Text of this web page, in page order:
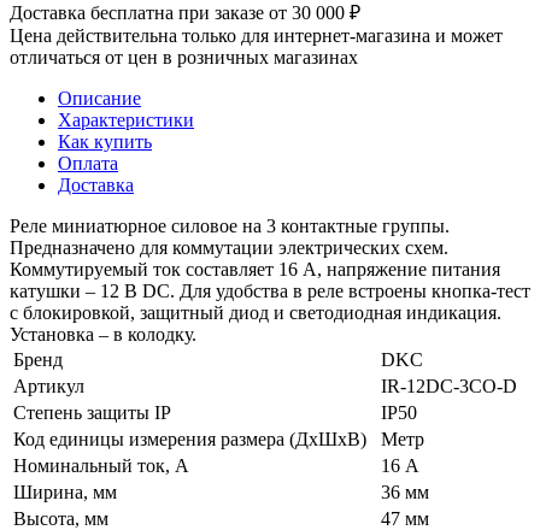
Доставка бесплатна при заказе от 30 000 ₽
Цена действительна только для интернет-магазина и может
отличаться от цен в розничных магазинах
Описание
Характеристики
Как купить
Оплата
Доставка
Реле миниатюрное силовое на 3 контактные группы.
Предназначено для коммутации электрических схем.
Коммутируемый ток составляет 16 А, напряжение питания
катушки – 12 В DС. Для удобства в реле встроены кнопка-тест
с блокировкой, защитный диод и светодиодная индикация.
Установка – в колодку.
Бренд
DKC
Артикул
IR-12DC-3CO-D
Степень защиты IP
IP50
Код единицы измерения размера (ДхШхВ)
Метр
Номинальный ток, А
16 А
Ширина, мм
36 мм
Высота, мм
47 мм